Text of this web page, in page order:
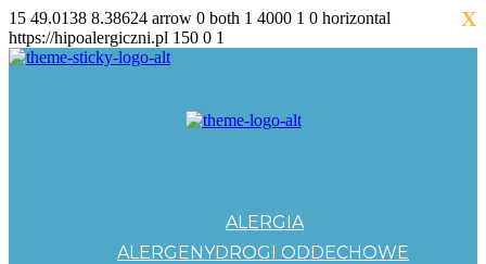
15 49.0138 8.38624 arrow 0 both 1 4000 1 0 horizontal
https://hipoalergiczni.pl 150 0 1
ALERGIA
ALERGENYDROGI ODDECHOWE
X